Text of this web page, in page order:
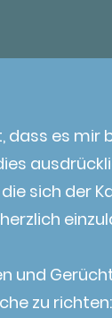
es mir
sich der
und
zu